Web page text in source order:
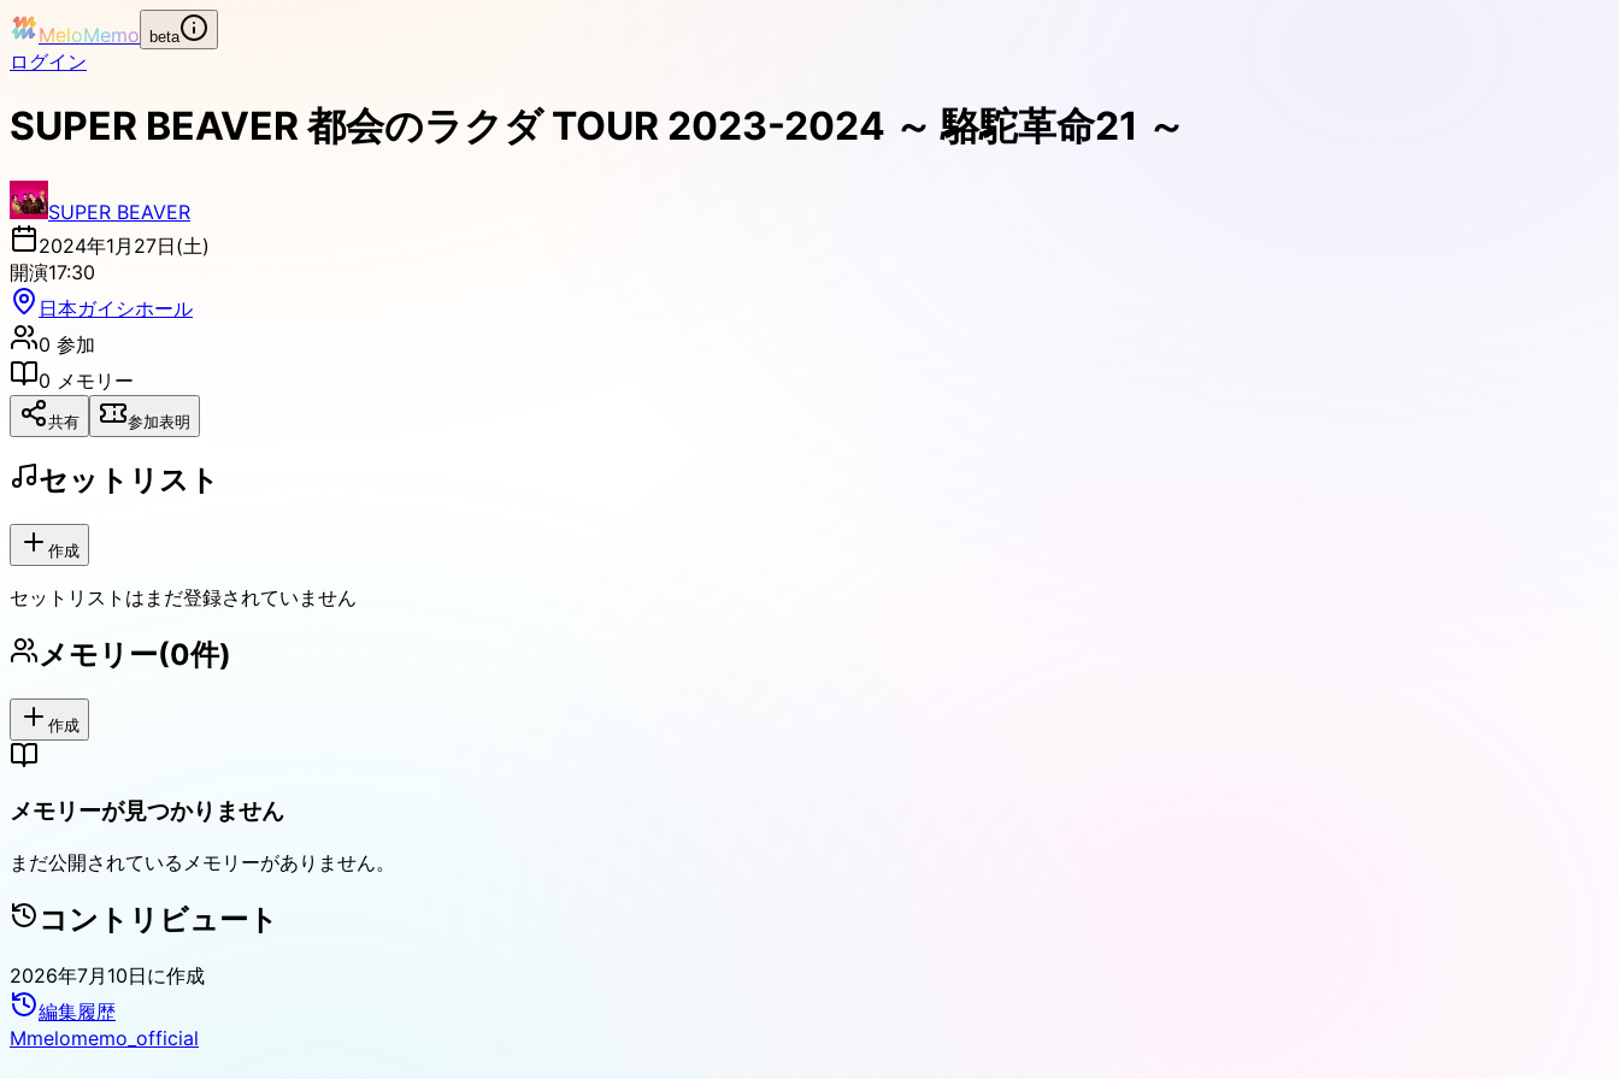
MeloMemo beta
ログイン
SUPER BEAVER 都会のラクダ TOUR 2023-2024 ～ 駱駝革命21 ～
SUPER BEAVER
2024年1月27日(土)
開演17:30
日本ガイシホール
0 参加
0 メモリー
共有 参加表明
セットリスト
作成
セットリストはまだ登録されていません
メモリー(0件)
作成
メモリーが見つかりません
まだ公開されているメモリーがありません。
コントリビュート
2026年7月10日に作成
編集履歴
Mmelomemo_official